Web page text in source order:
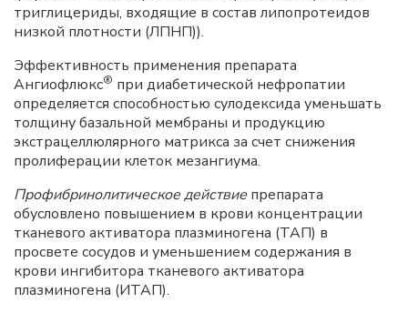
триглицериды, входящие в состав липопротеидов
низкой плотности (ЛПНП)).
Эффективность применения препарата
Ангиофлюкс® при диабетической нефропатии
определяется способностью сулодексида уменьшать
толщину базальной мембраны и продукцию
экстрацеллюлярного матрикса за счет снижения
пролиферации клеток мезангиума.
Профибринолитическое действие препарата
обусловлено повышением в крови концентрации
тканевого активатора плазминогена (ТАП) в
просвете сосудов и уменьшением содержания в
крови ингибитора тканевого активатора
плазминогена (ИТАП).